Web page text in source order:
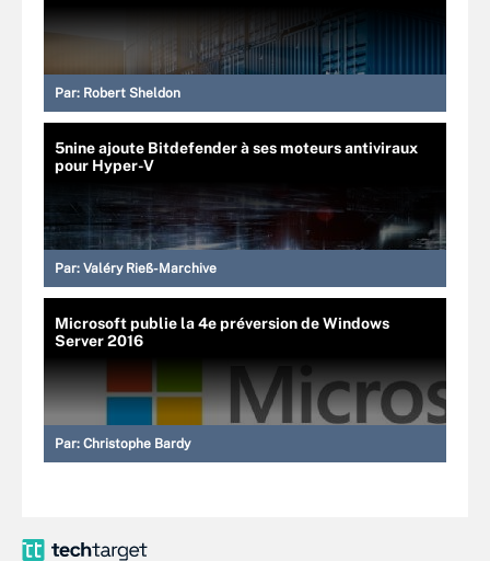
Par: Robert Sheldon
5nine ajoute Bitdefender à ses moteurs antiviraux
pour Hyper-V
Par: Valéry Rieß-Marchive
Microsoft publie la 4e préversion de Windows
Server 2016
Par: Christophe Bardy